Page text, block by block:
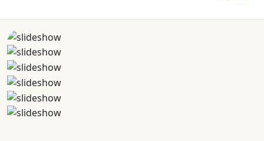
Maslak Outlet